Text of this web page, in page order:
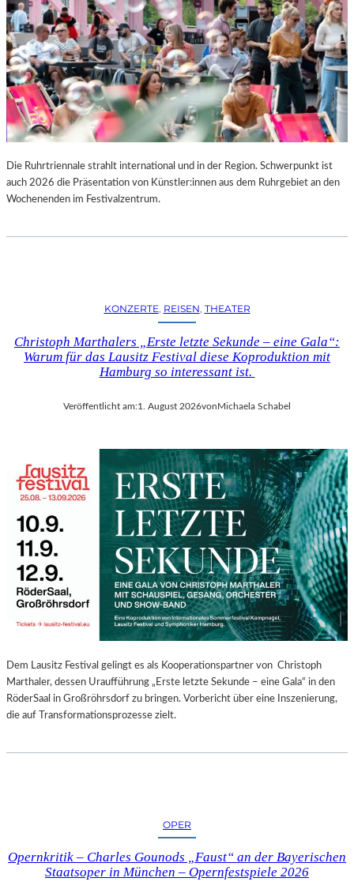
Die Ruhrtriennale strahlt international und in der Region. Schwerpunkt ist
auch 2026 die Präsentation von Künstler:innen aus dem Ruhrgebiet an den
Wochenenden im Festivalzentrum.
KONZERTE, REISEN, THEATER
Christoph Marthalers „Erste letzte Sekunde – eine Gala“:
Warum für das Lausitz Festival diese Koproduktion mit
Hamburg so interessant ist.
Veröffentlicht am:1. August 2026von Michaela Schabel
Dem Lausitz Festival gelingt es als Kooperationspartner von Christoph
Marthaler, dessen Uraufführung „Erste letzte Sekunde – eine Gala“ in den
RöderSaal in Großröhrsdorf zu bringen. Vorbericht über eine Inszenierung,
die auf Transformationsprozesse zielt.
OPER
Opernkritik – Charles Gounods „Faust“ an der Bayerischen
Staatsoper in München – Opernfestspiele 2026